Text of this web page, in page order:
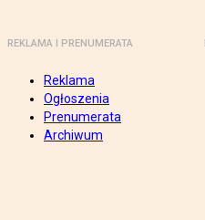
REKLAMA I PRENUMERATA
Reklama
Ogłoszenia
Prenumerata
Archiwum